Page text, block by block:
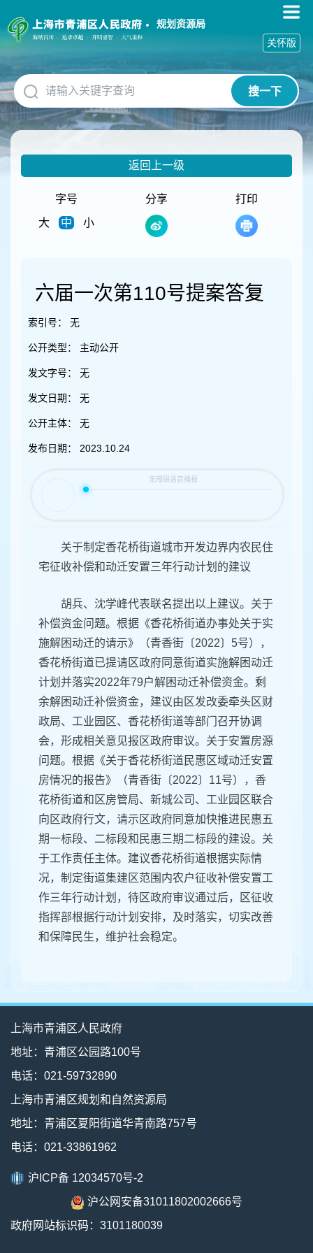
障
碍
作
说
明
跳
到
网
规划资源局
搜一下
关怀版
返回上一级
字号
大
中 小
分享 打印
六届一次第110号提案答复
索引号： 无
公开类型： 主动公开
发文字号： 无
发文日期： 无
公开主体： 无
发布日期： 2023.10.24
关于制定香花桥街道城市开发边界内农民住
宅征收补偿和动迁安置三年行动计划的建议
胡兵、沈学峰代表联名提出以上建议。关于
补偿资金问题。根据《香花桥街道办事处关于实
施解困动迁的请示》（青香街〔2022〕5号），
香花桥街道已提请区政府同意街道实施解困动迁
计划并落实2022年79户解困动迁补偿资金。剩
余解困动迁补偿资金，建议由区发改委牵头区财
政局、工业园区、香花桥街道等部门召开协调
会，形成相关意见报区政府审议。关于安置房源
问题。根据《关于香花桥街道民惠区域动迁安置
房情况的报告》（青香街〔2022〕11号），香
花桥街道和区房管局、新城公司、工业园区联合
向区政府行文，请示区政府同意加快推进民惠五
期一标段、二标段和民惠三期二标段的建设。关
于工作责任主体。建议香花桥街道根据实际情
况，制定街道集建区范围内农户征收补偿安置工
作三年行动计划，待区政府审议通过后，区征收
指挥部根据行动计划安排，及时落实，切实改善
和保障民生，维护社会稳定。
上海市青浦区人民政府
地址：青浦区公园路100号
电话：021-59732890
上海市青浦区规划和自然资源局
地址：青浦区夏阳街道华青南路757号
电话：021-33861962
沪ICP备 12034570号-2
沪公网安备31011802002666号
政府网站标识码：3101180039